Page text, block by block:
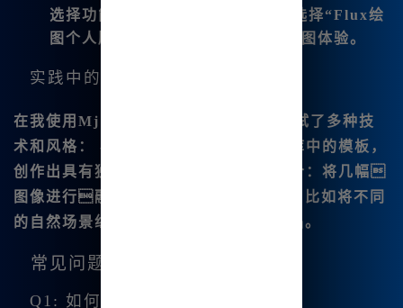
选择功能
：我能根据自己的需求，选择“Flux绘
图个人版”或其他功能，开始我的绘图体验。
实践中的应用
在我使用Mj中文绘画进行创作时，我尝试了多种技
术和风格： -
：使用Serf风格库中的模板，
创作出具有独特风格的作品。 -
多图组合 ：将几幅
图像进行融合，创造出新的视觉效果，比如将不同
的自然场景组合在一起，形成美丽的逸品。
常见问题解答
Q1: 如何使用中文生成图像？